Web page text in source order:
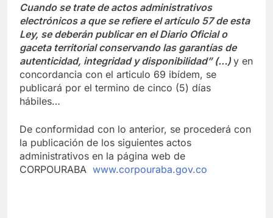
Cuando se trate de actos administrativos
electrónicos a que se refiere el artículo 57 de esta
Ley, se deberán publicar en el Diario Oficial o
gaceta territorial conservando las garantías de
autenticidad, integridad y disponibilidad” (…) y en
concordancia con el articulo 69 ibídem, se
publicará por el termino de cinco (5) días
hábiles…
De conformidad con lo anterior, se procederá con
la publicación de los siguientes actos
administrativos en la página web de
CORPOURABA www.corpouraba.gov.co